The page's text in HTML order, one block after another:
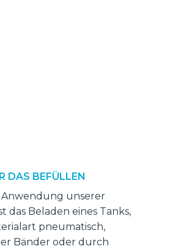
DAS BEFÜLLEN
unserer
das Beladen eines Tanks,
pneumatisch,
Bänder oder durch